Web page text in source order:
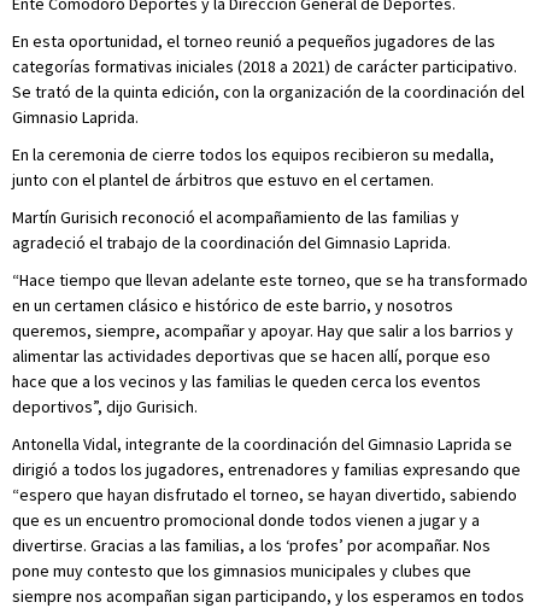
En esta oportunidad, el torneo reunió a pequeños jugadores de las
categorías formativas iniciales (2018 a 2021) de carácter participativo.
Se trató de la quinta edición, con la organización de la coordinación del
Gimnasio Laprida.
En la ceremonia de cierre todos los equipos recibieron su medalla,
junto con el plantel de árbitros que estuvo en el certamen.
Martín Gurisich reconoció el acompañamiento de las familias y
agradeció el trabajo de la coordinación del Gimnasio Laprida.
“Hace tiempo que llevan adelante este torneo, que se ha transformado
en un certamen clásico e histórico de este barrio, y nosotros
queremos, siempre, acompañar y apoyar. Hay que salir a los barrios y
alimentar las actividades deportivas que se hacen allí, porque eso
hace que a los vecinos y las familias le queden cerca los eventos
deportivos”, dijo Gurisich.
Antonella Vidal, integrante de la coordinación del Gimnasio Laprida se
dirigió a todos los jugadores, entrenadores y familias expresando que
“espero que hayan disfrutado el torneo, se hayan divertido, sabiendo
que es un encuentro promocional donde todos vienen a jugar y a
divertirse. Gracias a las familias, a los ‘profes’ por acompañar. Nos
pone muy contesto que los gimnasios municipales y clubes que
siempre nos acompañan sigan participando, y los esperamos en todos